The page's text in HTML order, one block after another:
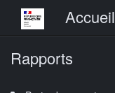
Menu principalAccueil
Rapports